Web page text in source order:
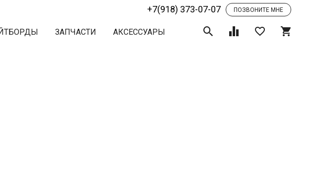
+7(918) 373-07-07 ПОЗВОНИТЕ МНЕ
ЗАПЧАСТИ АКСЕССУАРЫ